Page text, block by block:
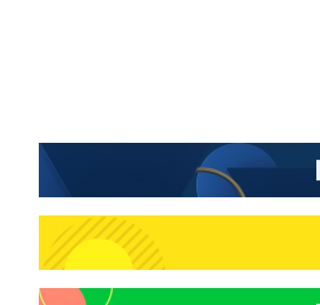
레티코 이적"
-9297초 전 >
수도권 40도 육박 '펄펄
온열질환 사망자 3명 늘
-2211초 전 >강릉에 시간당 81.4㎜ 물
28분 전 >
백운산서 80년근 천종산삼
1시간 전 >선재도서 해루질 나섰다 실